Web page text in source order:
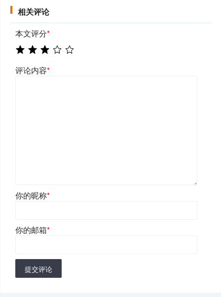
相关评论
本文评分*
评论内容*
你的昵称*
你的邮箱*
提交评论